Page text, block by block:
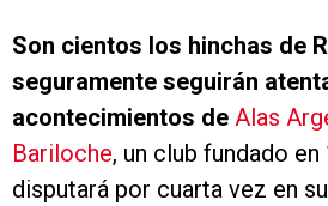
Son cientos los hinchas de
seguramente seguirán
acontecimientos de Alas
Bariloche, un club fundado en
disputará por cuarta vez en